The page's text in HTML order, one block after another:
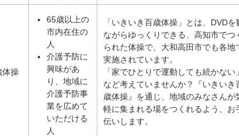
体操
65歳以上の
市内在住の
人
介護予防に
興味があ
り、地域に
介護予防事
業を広めて
いただける
人
「いきいき百歳体操」とは、DVDを
ながらゆっくりできる、高知市でつ
られた体操で、大和高田市でも各地
実施されています。
「家でひとりで運動しても続かない」
など考えていませんか？『いきいき
歳体操』を通じ、地域のみなさんが
軽に集まれる場をつくれるよう、お
伝いします。